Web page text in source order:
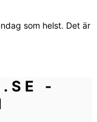
som helst. Det är